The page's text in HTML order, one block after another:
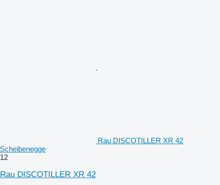
Rau DISCOTILLER XR 42
Scheibenegge
12
Rau DISCOTILLER XR 42